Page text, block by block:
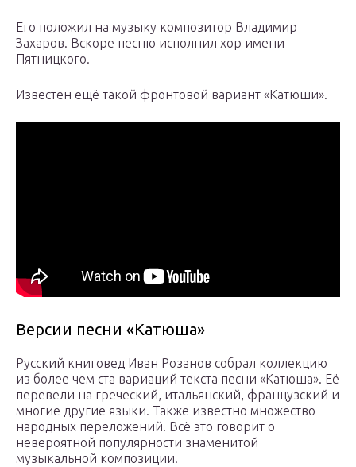
Его положил на музыку композитор Владимир
Захаров. Вскоре песню исполнил хор имени
Пятницкого.
Известен ещё такой фронтовой вариант «Катюши».
Версии песни «Катюша»
Русский книговед Иван Розанов собрал коллекцию
из более чем ста вариаций текста песни «Катюша». Её
перевели на греческий, итальянский, французский и
многие другие языки. Также известно множество
народных переложений. Всё это говорит о
невероятной популярности знаменитой
музыкальной композиции.